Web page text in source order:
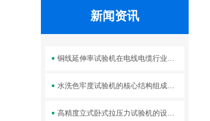
新闻资讯
铜线延伸率试验机在电线电缆行业中的应用
水洗色牢度试验机的核心结构组成及标准操作流程
高精度立式卧式拉压力试验机的设计优势体现在哪些方面？